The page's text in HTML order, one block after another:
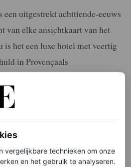
een uitgestrekt achttiende-eeuws
van elke ansichtkaart van het
is het een luxe hotel met veertig
in Provençaals
een verblijf hier geeft je
bent geworden in een
vergelijkbare technieken om onze
en het gebruik te analyseren.